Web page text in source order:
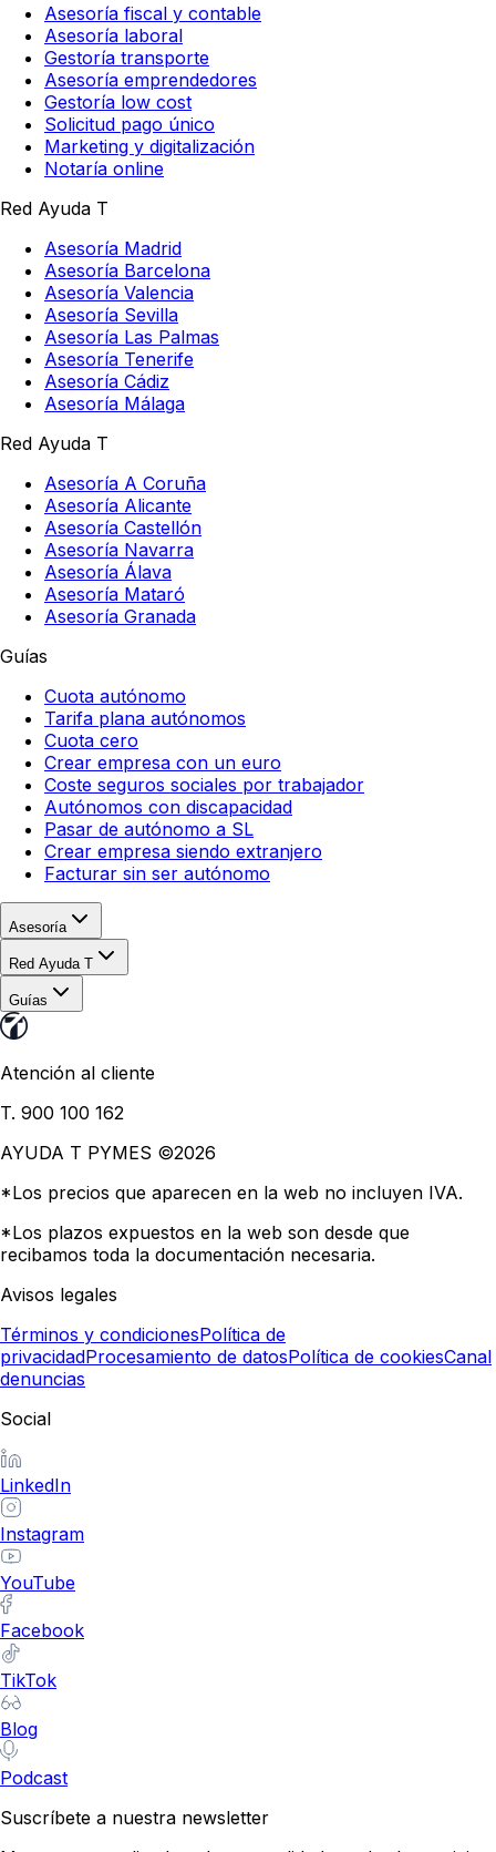
Asesoría fiscal y contable
Asesoría laboral
Gestoría transporte
Asesoría emprendedores
Gestoría low cost
Solicitud pago único
Marketing y digitalización
Notaría online
Red Ayuda T
Asesoría Madrid
Asesoría Barcelona
Asesoría Valencia
Asesoría Sevilla
Asesoría Las Palmas
Asesoría Tenerife
Asesoría Cádiz
Asesoría Málaga
Red Ayuda T
Asesoría A Coruña
Asesoría Alicante
Asesoría Castellón
Asesoría Navarra
Asesoría Álava
Asesoría Mataró
Asesoría Granada
Guías
Cuota autónomo
Tarifa plana autónomos
Cuota cero
Crear empresa con un euro
Coste seguros sociales por trabajador
Autónomos con discapacidad
Pasar de autónomo a SL
Crear empresa siendo extranjero
Facturar sin ser autónomo
Asesoría
Red Ayuda T
Guías
Atención al cliente
T. 900 100 162
AYUDA T PYMES ©2026
*Los precios que aparecen en la web no incluyen IVA.
*Los plazos expuestos en la web son desde que
recibamos toda la documentación necesaria.
Avisos legales
Términos y condicionesPolítica de
privacidadProcesamiento de datosPolítica de cookiesCanal
denuncias
Social
LinkedIn
Instagram
YouTube
Facebook
TikTok
Blog
Podcast
Suscríbete a nuestra newsletter